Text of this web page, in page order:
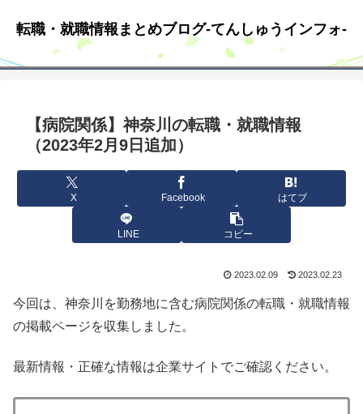
転職・就職情報まとめブログ-てんしゅうインフォ-
【病院関係】神奈川の転職・就職情報
（2023年2月9日追加）
X Facebook はてブ
LINE コピー
2023.02.09 2023.02.23
今回は、神奈川を勤務地に含む病院関係の転職・就職情報
の掲載ページを収集しました。
最新情報・正確な情報は企業サイトでご確認ください。